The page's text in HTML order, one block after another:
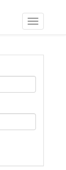
Toggle